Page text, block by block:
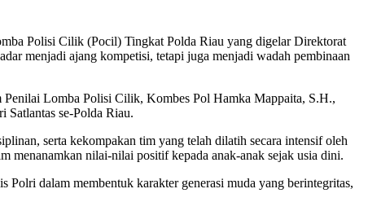
Polisi Cilik (Pocil) Tingkat Polda Riau yang digelar Direktorat
menjadi ajang kompetisi, tetapi juga menjadi wadah pembinaan
Lomba Polisi Cilik, Kombes Pol Hamka Mappaita, S.H.,
se-Polda Riau.
serta kekompakan tim yang telah dilatih secara intensif oleh
menanamkan nilai-nilai positif kepada anak-anak sejak usia dini.
dalam membentuk karakter generasi muda yang berintegritas,